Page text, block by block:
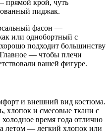
прямой крой, чуть
пиджак.
фасон —
или однобортный с
подходит большинству
— чтобы плечи
вашей фигуре.
и внешний вид костюма.
хлопок и смесовые ткани с
время года отлично
летом — легкий хлопок или